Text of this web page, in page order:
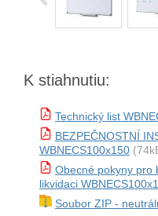
K stiahnutiu:
Technický list
BEZPEČNOSTNÍ
WBNECS100x150
Obecné pokyny pro
likvidaci
Soubor ZIP -